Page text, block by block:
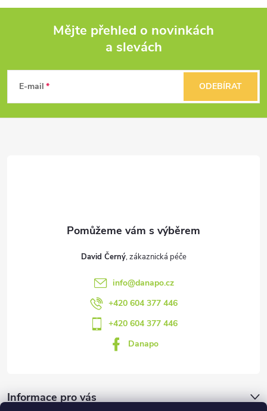
p
Mějte přehled o novinkách
a slevách
E-mail ODEBÍRAT
David Černý
info@danapo.cz
+420 604 377 446
+420 604 377 446
Danapo
Informace pro vás